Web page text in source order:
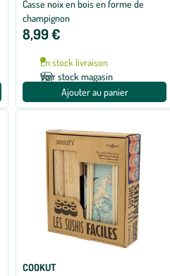
Casse noix en bois en forme de
champignon
8,99 €
En stock livraison
Voir stock magasin
Ajouter au panier
COOKUT